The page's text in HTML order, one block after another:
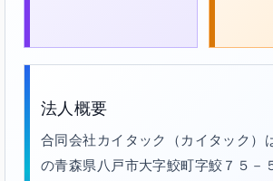
法人概要
合同会社カイタック（カイタック）
の青森県八戸市大字鮫町字鮫７５－